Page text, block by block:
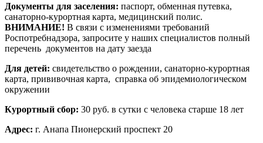
Документы для заселения: паспорт, обменная путевка,
санаторно-курортная карта, медицинский полис.
ВНИМАНИЕ! В связи с изменениями требований
Роспотребнадзора, запросите у наших специалистов полный
перечень документов на дату заезда
Для детей: свидетельство о рождении, санаторно-курортная
карта, прививочная карта, справка об эпидемиологическом
окружении
Курортный сбор: 30 руб. в сутки с человека старше 18 лет
Адрес: г. Анапа Пионерский проспект 20